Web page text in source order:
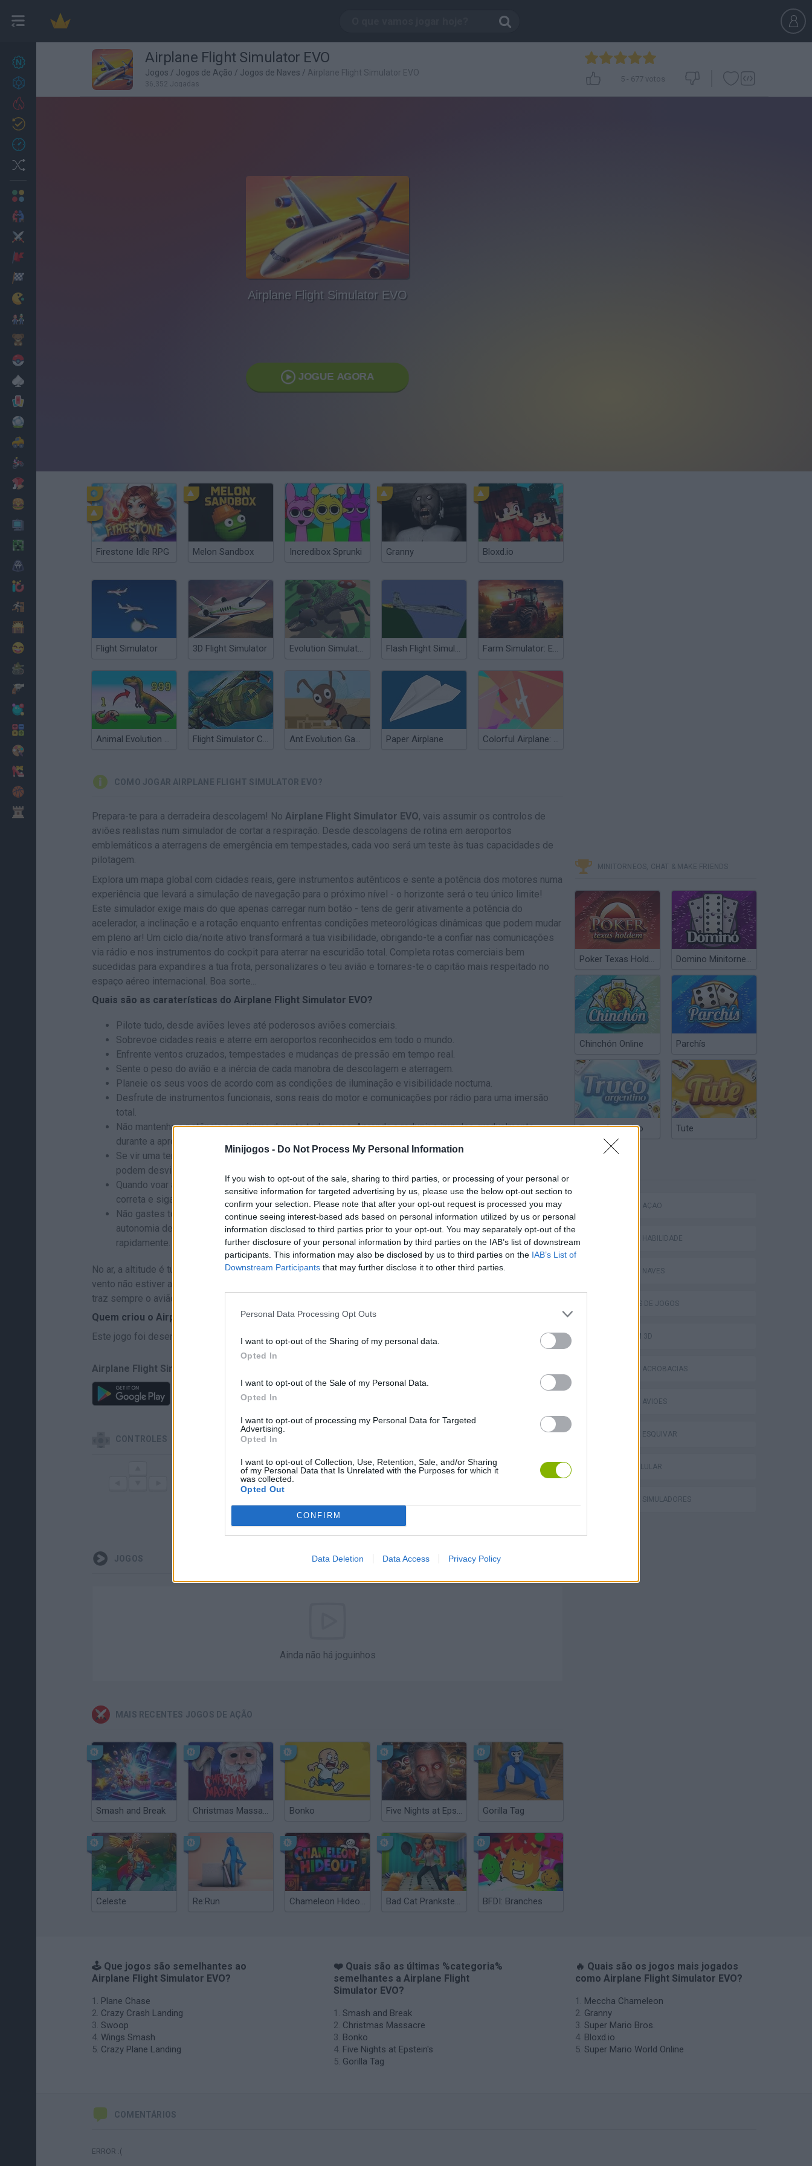
Minijogos - Do Not Process My Personal Information
If you wish to opt-out of the sale, sharing to third parties, or processing of your personal or
sensitive information for targeted advertising by us, please use the below opt-out section to
confirm your selection. Please note that after your opt-out request is processed you may
continue seeing interest-based ads based on personal information utilized by us or personal
information disclosed to third parties prior to your opt-out. You may separately opt-out of the
further disclosure of your personal information by third parties on the IAB’s list of downstream
participants. This information may also be disclosed by us to third parties on the IAB’s List of
Downstream Participants that may further disclose it to other third parties.
Personal Data Processing Opt Outs
I want to opt-out of the Sharing of my personal data.
Opted In
I want to opt-out of the Sale of my Personal Data.
Opted In
I want to opt-out of processing my Personal Data for Targeted
Advertising.
Opted In
I want to opt-out of Collection, Use, Retention, Sale, and/or Sharing
of my Personal Data that Is Unrelated with the Purposes for which it
was collected.
Opted Out
CONFIRM
Data Deletion Data Access Privacy Policy
27 Airplane Flight Simulator EVO
Jogos / Jogos de Ação / Jogos de Naves / Airplane Flight Simulator EVO
36,352 Jogadas
5 - 677 votos
Airplane Flight Simulator EVO
JOGUE AGORA
Firestone Idle RPG Melon Sandbox Incredibox Sprunki Granny Bloxd.io
Flight Simulator 3D Flight Simulator Evolution Simulator 3D Flash Flight Simulator Farm Simulator: Evo
Animal Evolution Simulator Flight Simulator C-130 Training Ant Evolution Game: Insect Life Simulator Paper Airplane Colorful Airplane: Wonderland 3D
COMO JOGAR AIRPLANE FLIGHT SIMULATOR EVO?
Prepara-te para a derradeira descolagem! No Airplane Flight Simulator EVO, vais assumir os controlos de
aviões realistas num simulador de cortar a respiração. Desde descolagens de rotina em aeroportos
emblemáticos a aterragens de emergência em tempestades, cada voo será um teste às tuas capacidades de
pilotagem.
Explora um mapa global com cidades reais, gere instrumentos autênticos e sente a potência dos motores numa
experiência que levará a simulação de navegação para o próximo nível - o horizonte será o teu único limite!
Este simulador exige mais do que apenas carregar num botão - tens de gerir ativamente a potência do
acelerador, a inclinação e a rotação enquanto enfrentas condições meteorológicas dinâmicas que podem mudar
em pleno ar! Um ciclo dia/noite ativo transformará a tua visibilidade, obrigando-te a confiar nas comunicações
via rádio e nos instrumentos do cockpit para aterrar na escuridão total. Completa rotas comerciais bem
sucedidas para expandires a tua frota, personalizares o teu avião e tornares-te o capitão mais respeitado no
espaço aéreo internacional. Boa sorte...
Quais são as caraterísticas do Airplane Flight Simulator EVO?
Pilote tudo, desde aviões leves até poderosos aviões comerciais.
Sobrevoe cidades reais e aterre em aeroportos reconhecidos em todo o mundo.
Enfrente ventos cruzados, tempestades e mudanças de pressão em tempo real.
Sente o peso do avião e a inércia de cada manobra de descolagem e aterragem.
Planeie os seus voos de acordo com as condições de iluminação e visibilidade nocturna.
Desfrute de instrumentos funcionais, sons reais do motor e comunicações por rádio para uma imersão
total.
Não mantenha a potência no máximo durante todo o voo. Aprenda a reduzir o impulso gradualmente
durante a aproximação para manter uma trajetória de deslizamento estável até à pista.
Se vir uma tempestade a aproximar-se no radar, esteja preparado para corrigir a rota. Os ventos cruzados
podem desviá-lo da linha central da pista no último segundo. Mantenha o controlo da trajetória de planeio!
Quando voar à noite, confie mais nos instrumentos do cockpit do que nos seus olhos. Mantenha a altitude
correta e siga as luzes de aproximação do aeroporto para evitar surpresas no escuro.
Não gastes todos os teus recursos em personalização cosmética no início. Investe em aviões com maior
autonomia de voo para completares rotas mais longas e lucrativas que te permitam progredir mais
rapidamente.
No ar, a altitude é tua amiga e a velocidade é o teu seguro de vida! Não tentes fazer manobras bruscas se o
vento não estiver a favor. No Airplane Flight Simulator EVO, o melhor piloto não é o mais rápido, mas aquele que
traz sempre o avião para casa - voe bem, Comandante!
Quem criou o Airplane Flight Simulator EVO?
Este jogo foi desenvolvido por Ovidiu Pop.
Airplane Flight Simulator EVO também pode ser encontrado nestas plataformas:
CONTROLES
GIRAR A LA IZQUIERDA E GIRAR A LA DERECHA C
AUMENTAR POTENCIA
JOGOS
Ainda não há joguinhos
MAIS RECENTES JOGOS DE AÇÃO
Smash and Break Christmas Massacre Bonko Five Nights at Epstein's Gorilla Tag
Celeste Re:Run Chameleon Hideout Bad Cat Prankster: Mom’s Return BFDI: Branches
MINITORNEOS, CHAT & MAKE FRIENDS
Poker Texas Hold’em Domino Minitorneos
Chinchón Online Parchís
Truco Argentino Tute
JOGOS DE AÇÃO
JOGOS DE HABILIDADE
JOGOS DE NAVES
COLEÇÕES DE JOGOS
JOGOS EM 3D
JOGOS DE ACROBACIAS
JOGOS DE AVIÕES
JOGOS DE ESQUIVAR
JOGOS CELULAR
JOGOS DE SIMULADORES
🕹️ Que jogos são semelhantes ao
Airplane Flight Simulator EVO?
Plane Chase
Crazy Crash Landing
Swoop
Wings Smash
Crazy Plane Landing
❤️ Quais são as últimas %categoria%
semelhantes a Airplane Flight
Simulator EVO?
Smash and Break
Christmas Massacre
Bonko
Five Nights at Epstein's
Gorilla Tag
🔥 Quais são os jogos mais jogados
como Airplane Flight Simulator EVO?
Meccha Chameleon
Granny
Super Mario Bros.
Bloxd.io
Super Mario World Online
COMENTÁRIOS
ERROR :(